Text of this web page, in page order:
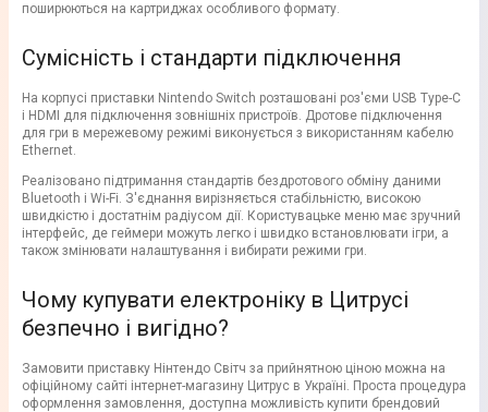
поширюються на картриджах особливого формату.
Сумісність і стандарти підключення
На корпусі приставки Nintendo Switch розташовані роз'єми USB Type-C
і HDMI для підключення зовнішніх пристроїв. Дротове підключення
для гри в мережевому режимі виконується з використанням кабелю
Ethernet.
Реалізовано підтримання стандартів бездротового обміну даними
Bluetooth і Wi-Fi. З'єднання вирізняється стабільністю, високою
швидкістю і достатнім радіусом дії. Користувацьке меню має зручний
інтерфейс, де геймери можуть легко і швидко встановлювати ігри, а
також змінювати налаштування і вибирати режими гри.
Чому купувати електроніку в Цитрусі
безпечно і вигідно?
Замовити приставку Нінтендо Світч за прийнятною ціною можна на
офіційному сайті інтернет-магазину Цитрус в Україні. Проста процедура
оформлення замовлення, доступна можливість купити брендовий